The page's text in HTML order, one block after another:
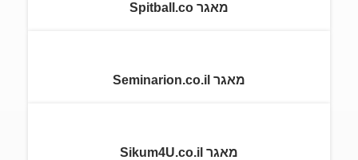
מאגר Spitball.co
מאגר Seminarion.co.il
מאגר Sikum4U.co.il